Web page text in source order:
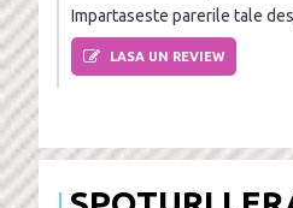
Impartaseste parerile tale
LASA UN REVIEW